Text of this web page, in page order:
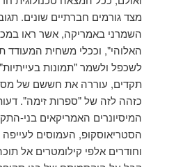
מצד גורמים חברתיים שונים.
השמרני באמריקה, אשר ראו
האלוהי", וככלי משחית המעודד
לשכפל ולשמר "תמונות
תקדים, עוררה את חששם של
כזהה לזה של "ספרות זימה".
המיסיונרים האמריקאים בני-
הסטריאוסקופ, העמוסים לעייפה
וחודרים אלפי קילומטרים אל